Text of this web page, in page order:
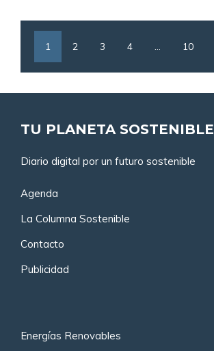
1 2 3 4 … 10
TU PLANETA SOSTENIBLE
Diario digital por un futuro sostenible
Agenda
La Columna Sostenible
Contacto
Publicidad
Energías Renovables